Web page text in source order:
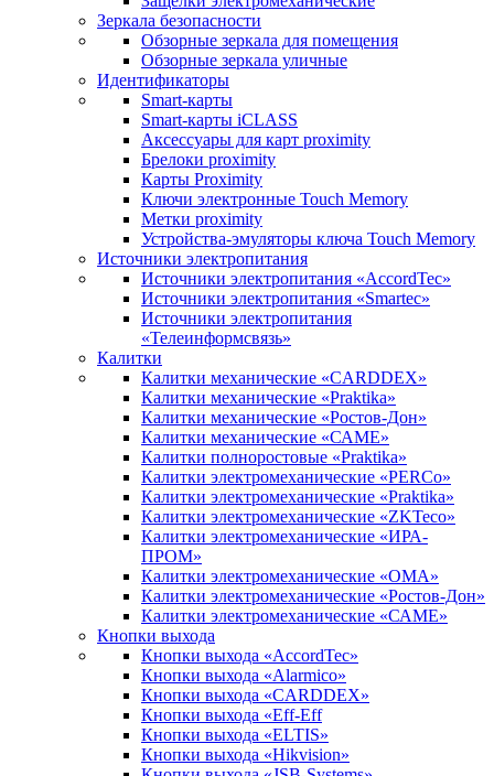
Зеркала безопасности
Обзорные зеркала для помещения
Обзорные зеркала уличные
Идентификаторы
Smart-карты
Smart-карты iCLASS
Аксессуары для карт proximitу
Брелоки proximity
Карты Proximity
Ключи электронные Touch Memory
Метки proximity
Устройства-эмуляторы ключа Touch Memory
Источники электропитания
Источники электропитания «AccordTec»
Источники электропитания «Smartec»
Источники электропитания
«Телеинформсвязь»
Калитки
Калитки механические «CARDDEX»
Калитки механические «Praktika»
Калитки механические «Ростов-Дон»
Калитки механические «САМЕ»
Калитки полноростовые «Praktika»
Калитки электромеханические «PERCo»
Калитки электромеханические «Praktika»
Калитки электромеханические «ZKTeco»
Калитки электромеханические «ИРА-
ПРОМ»
Калитки электромеханические «ОМА»
Калитки электромеханические «Ростов-Дон»
Калитки электромеханические «САМЕ»
Кнопки выхода
Кнопки выхода «AccordTec»
Кнопки выхода «Alarmico»
Кнопки выхода «CARDDEX»
Кнопки выхода «Eff-Eff
Кнопки выхода «ELTIS»
Кнопки выхода «Hikvision»